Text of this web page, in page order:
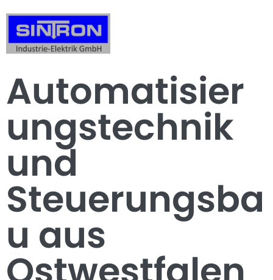
Automatisier
ungstechnik
und
Steuerungsba
u aus